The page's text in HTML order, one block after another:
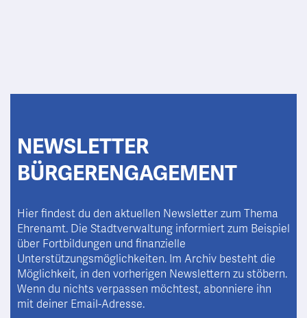
NEWSLETTER
BÜRGERENGAGEMENT
Hier findest du den aktuellen Newsletter zum Thema
Ehrenamt. Die Stadtverwaltung informiert zum Beispiel
über Fortbildungen und finanzielle
Unterstützungsmöglichkeiten. Im Archiv besteht die
Möglichkeit, in den vorherigen Newslettern zu stöbern.
Wenn du nichts verpassen möchtest, abonniere ihn
mit deiner Email-Adresse.